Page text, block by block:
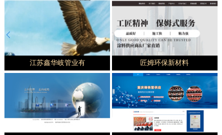
江苏鑫华岐管业有 匠姆环保新材料